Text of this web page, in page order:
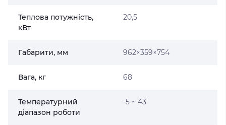
Теплова потужність,
кВт
20,5
Габарити, мм 962×359×754
Вага, кг 68
Температурний
діапазон роботи
-5 ~ 43